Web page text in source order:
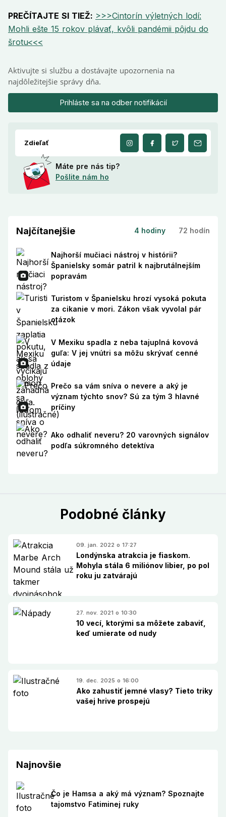
PREČÍTAJTE SI TIEŽ: >>>Cintorín výletných lodí:
Mohli ešte 15 rokov plávať, kvôli pandémii pôjdu do
šrotu<<<
Aktivujte si službu a dostávajte upozornenia na
najdôležitejšie správy dňa.
Prihláste sa na odber notifikácií
Zdieľať
Máte pre nás tip?
Pošlite nám ho
Najčítanejšie 4 hodiny 72 hodín
Najhorší mučiaci nástroj v histórii?
Španielsky somár patril k najbrutálnejším
popravám
Turistom v Španielsku hrozí vysoká pokuta
za cikanie v mori. Zákon však vyvolal pár
otázok
V Mexiku spadla z neba tajuplná kovová
guľa: V jej vnútri sa môžu skrývať cenné
údaje
Prečo sa vám sníva o nevere a aký je
význam týchto snov? Sú za tým 3 hlavné
príčiny
Ako odhaliť neveru? 20 varovných signálov
podľa súkromného detektíva
Podobné články
09. jan. 2022 o 17:27
Londýnska atrakcia je fiaskom.
Mohyla stála 6 miliónov libier, po pol
roku ju zatvárajú
27. nov. 2021 o 10:30
10 vecí, ktorými sa môžete zabaviť,
keď umierate od nudy
19. dec. 2025 o 16:00
Ako zahustiť jemné vlasy? Tieto triky
vašej hrive prospejú
Najnovšie
Čo je Hamsa a aký má význam? Spoznajte
tajomstvo Fatiminej ruky